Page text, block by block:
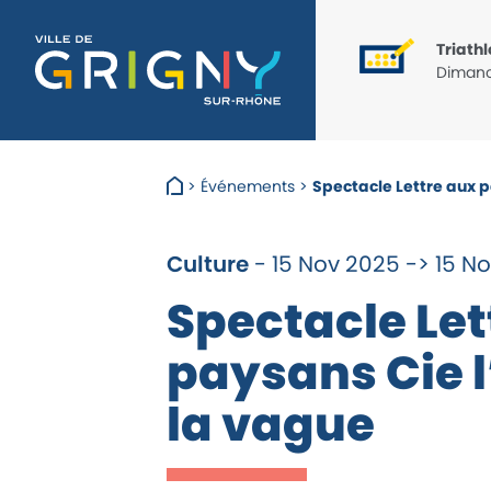
> Événements> Spectacle Lettre aux
Culture - 15 Nov 2025 -> 15
Spectacle
paysans Cie
la vague